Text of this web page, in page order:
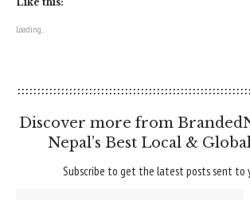
Loading...
Discover more from
Nepal’s Best Local &
Subscribe to get the latest posts sent to